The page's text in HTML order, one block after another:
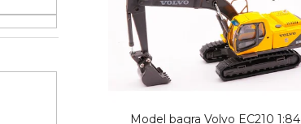
Model bagra Volvo EC210 1:84